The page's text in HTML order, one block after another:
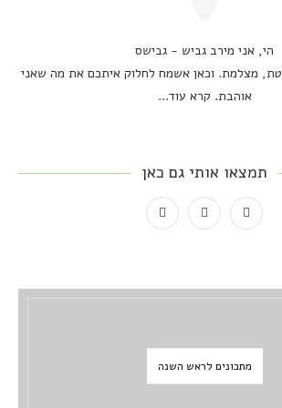
הי, אני מירב גביש - גבישס
מצלמת. וכאן אשמח לחלוק איתכם את מה שאני
אוהבת. קרא עוד...
תמצאו אותי גם כאן
מתכונים לראש השנה